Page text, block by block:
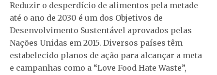
Reduzir o desperdício de alimentos pela metade
até o ano de 2030 é um dos Objetivos de
Desenvolvimento Sustentável aprovados pelas
Nações Unidas em 2015. Diversos países têm
estabelecido planos de ação para alcançar a meta
e campanhas como a “Love Food Hate Waste”,